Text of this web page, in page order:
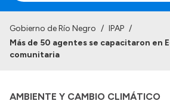
Institucional
Autoridades
Gobierno de Río Negro / IPAP /
Más de 50 agentes se capacitaron en
comunitaria
AMBIENTE Y CAMBIO CLIMÁTICO